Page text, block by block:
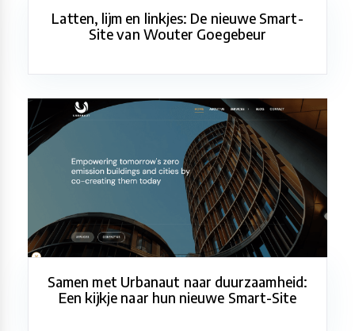
Latten, lijm en linkjes: De nieuwe Smart-
Site van Wouter Goegebeur
Samen met Urbanaut naar duurzaamheid:
Een kijkje naar hun nieuwe Smart-Site